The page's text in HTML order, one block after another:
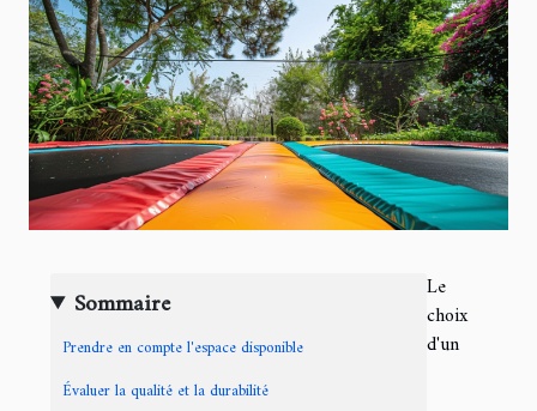
Sommaire
Prendre en compte l'espace disponible
Évaluer la qualité et la durabilité
Le
choix
d'un